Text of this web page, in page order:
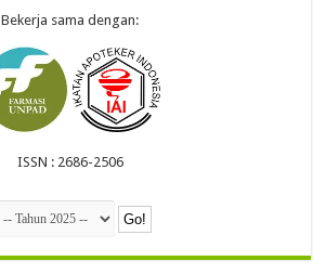
Bekerja sama dengan:
ISSN : 2686-2506